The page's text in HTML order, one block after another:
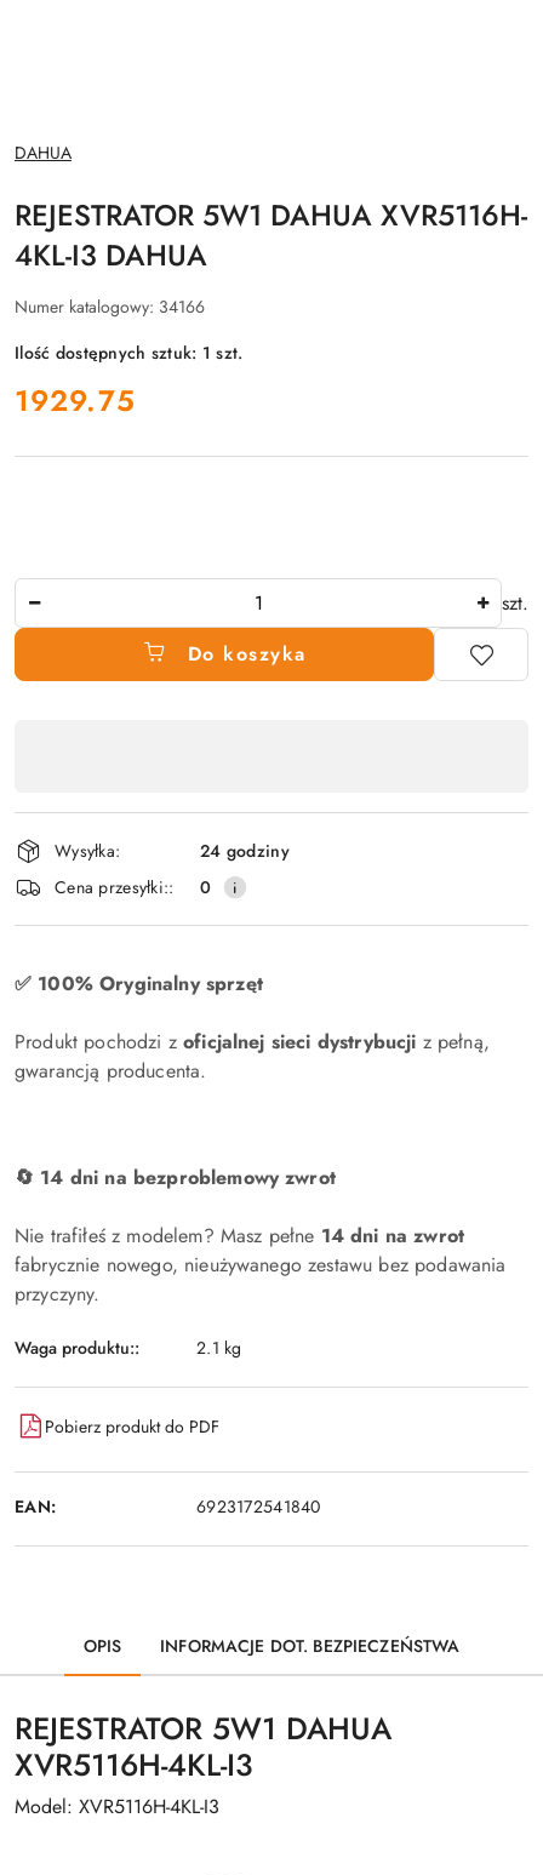
NAZWA
PRODUCENTA:
DAHUA
REJESTRATOR 5W1 DAHUA XVR5116H-
4KL-I3 DAHUA
Numer katalogowy: 34166
Ilość dostępnych sztuk: 1szt.
cena:
1929.75
szt.
Do koszyka
,
płatność
i
dostawa
Wysyłka:
24 godziny
Cena przesyłki::
0
✅ 100% Oryginalny sprzęt
Produkt pochodzi zoficjalnej sieci dystrybucji z pełną,
gwarancją producenta.
🔄 14 dni na bezproblemowy zwrot
Nie trafiłeś z modelem? Masz pełne 14 dni na zwrot
fabrycznie nowego, nieużywanego zestawu bez podawania
przyczyny.
Waga produktu:: 2.1 kg
Pobierz produkt do PDF
EAN: 6923172541840
OPIS INFORMACJE DOT. BEZPIECZEŃSTWA
REJESTRATOR 5W1 DAHUA
XVR5116H-4KL-I3
Model: XVR5116H-4KL-I3